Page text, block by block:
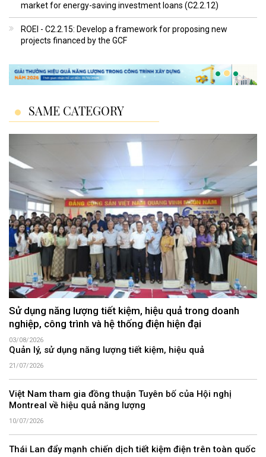
market for energy-saving investment loans (C2.2.12)
ROEI - C2.2.15: Develop a framework for proposing new
projects financed by the GCF
SAME CATEGORY
Sử dụng năng lượng tiết kiệm, hiệu quả trong doanh
nghiệp, công trình và hệ thống điện hiện đại
03/08/2026
Quản lý, sử dụng năng lượng tiết kiệm, hiệu quả
21/07/2026
Việt Nam tham gia đồng thuận Tuyên bố của Hội nghị
Montreal về hiệu quả năng lượng
10/07/2026
Thái Lan đẩy mạnh chiến dịch tiết kiệm điện trên toàn quốc